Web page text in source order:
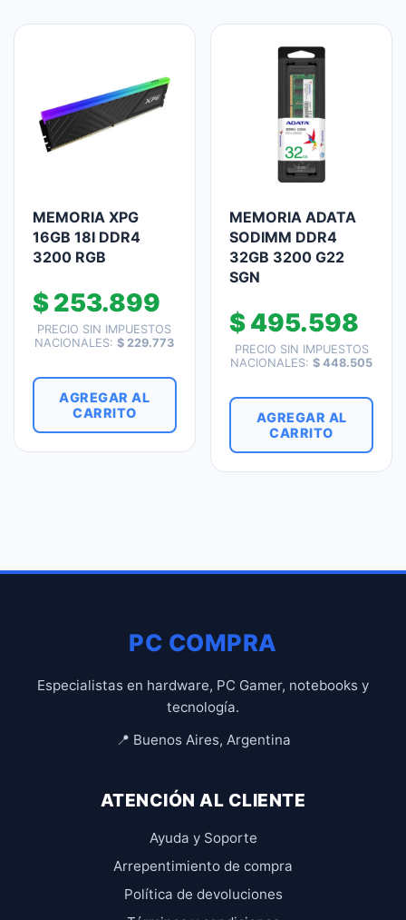
MEMORIA XPG
16GB 18I DDR4
3200 RGB
$253.899
PRECIO SIN IMPUESTOS
NACIONALES:$ 229.773
AGREGAR AL
CARRITO
MEMORIA ADATA
SODIMM DDR4
32GB 3200 G22
SGN
$495.598
PRECIO SIN IMPUESTOS
NACIONALES:$ 448.505
AGREGAR AL
CARRITO
PC COMPRA
Especialistas en hardware, PC Gamer, notebooks y
tecnología.
📍 Buenos Aires, Argentina
ATENCIÓN AL CLIENTE
Ayuda y Soporte
Arrepentimiento de compra
Política de devoluciones